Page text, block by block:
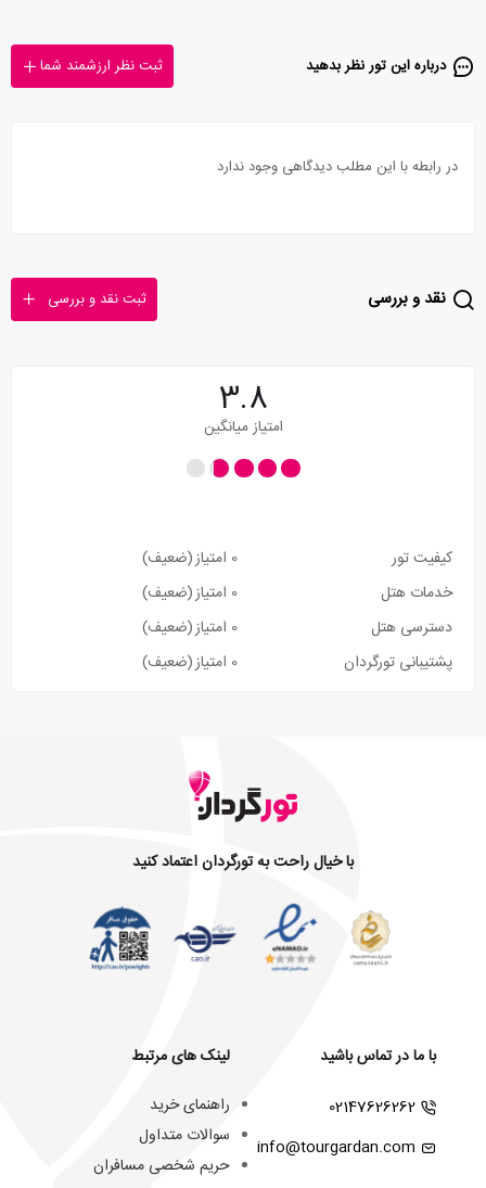
درباره این تور‌ نظر بدهید ثبت نظر ارزشمند شما
در رابطه با این مطلب دیدگاهی وجود ندارد
نقد و بررسی ثبت نقد و بررسی
3.8
امتیاز میانگین
کیفیت تور 0 امتیاز
(ضعیف)
خدمات هتل
0 امتیاز
(ضعیف)
دسترسی هتل
0 امتیاز
(ضعیف)
پشتیبانی تورگردان
0 امتیاز (ضعیف)
با خیال راحت به تورگردان اعتماد کنید
با ما در تماس باشید
02147626262
info@tourgardan.com
لینک های مرتبط
راهنمای خرید
سوالات متداول
حریم شخصی مسافران